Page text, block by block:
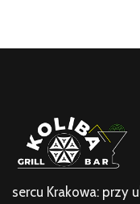
sercu Krakowa: przy